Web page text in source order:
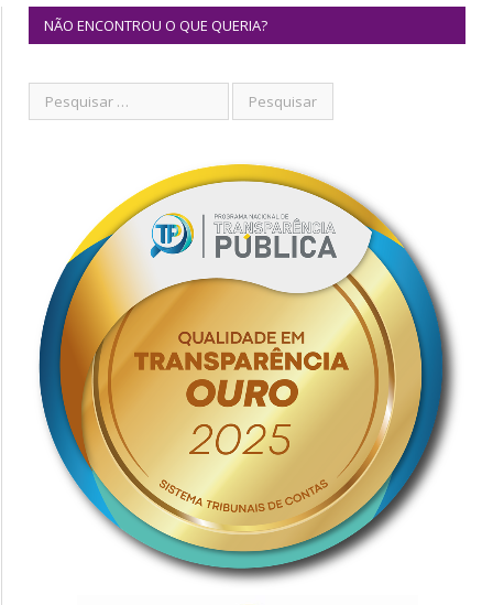
NÃO ENCONTROU O QUE QUERIA?